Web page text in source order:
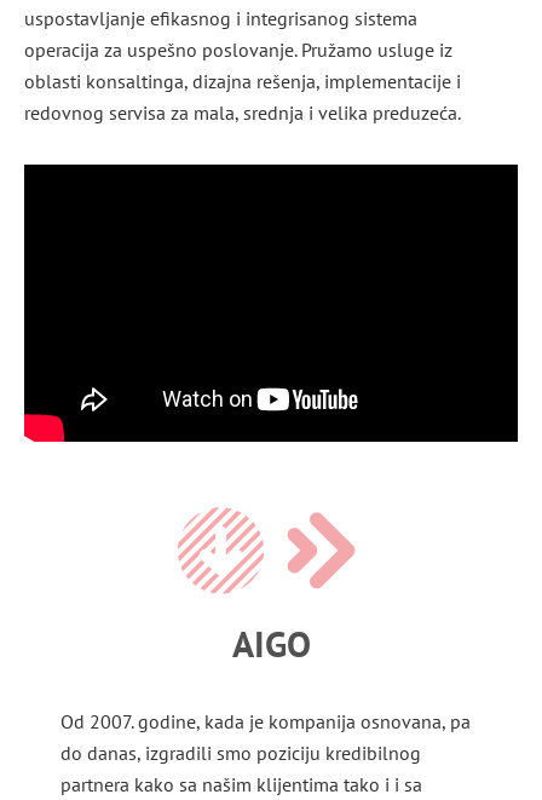
uspostavljanje efikasnog i integrisanog sistema
operacija za uspešno poslovanje. Pružamo usluge iz
oblasti konsaltinga, dizajna rešenja, implementacije i
redovnog servisa za mala, srednja i velika preduzeća.
AIGO
Od 2007. godine, kada je kompanija osnovana, pa
do danas, izgradili smo poziciju kredibilnog
partnera kako sa našim klijentima tako i i sa